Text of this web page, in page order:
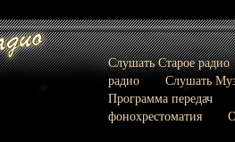
Слушать Старое радио
радио
Слушать
Программа передач
фонохрестоматия